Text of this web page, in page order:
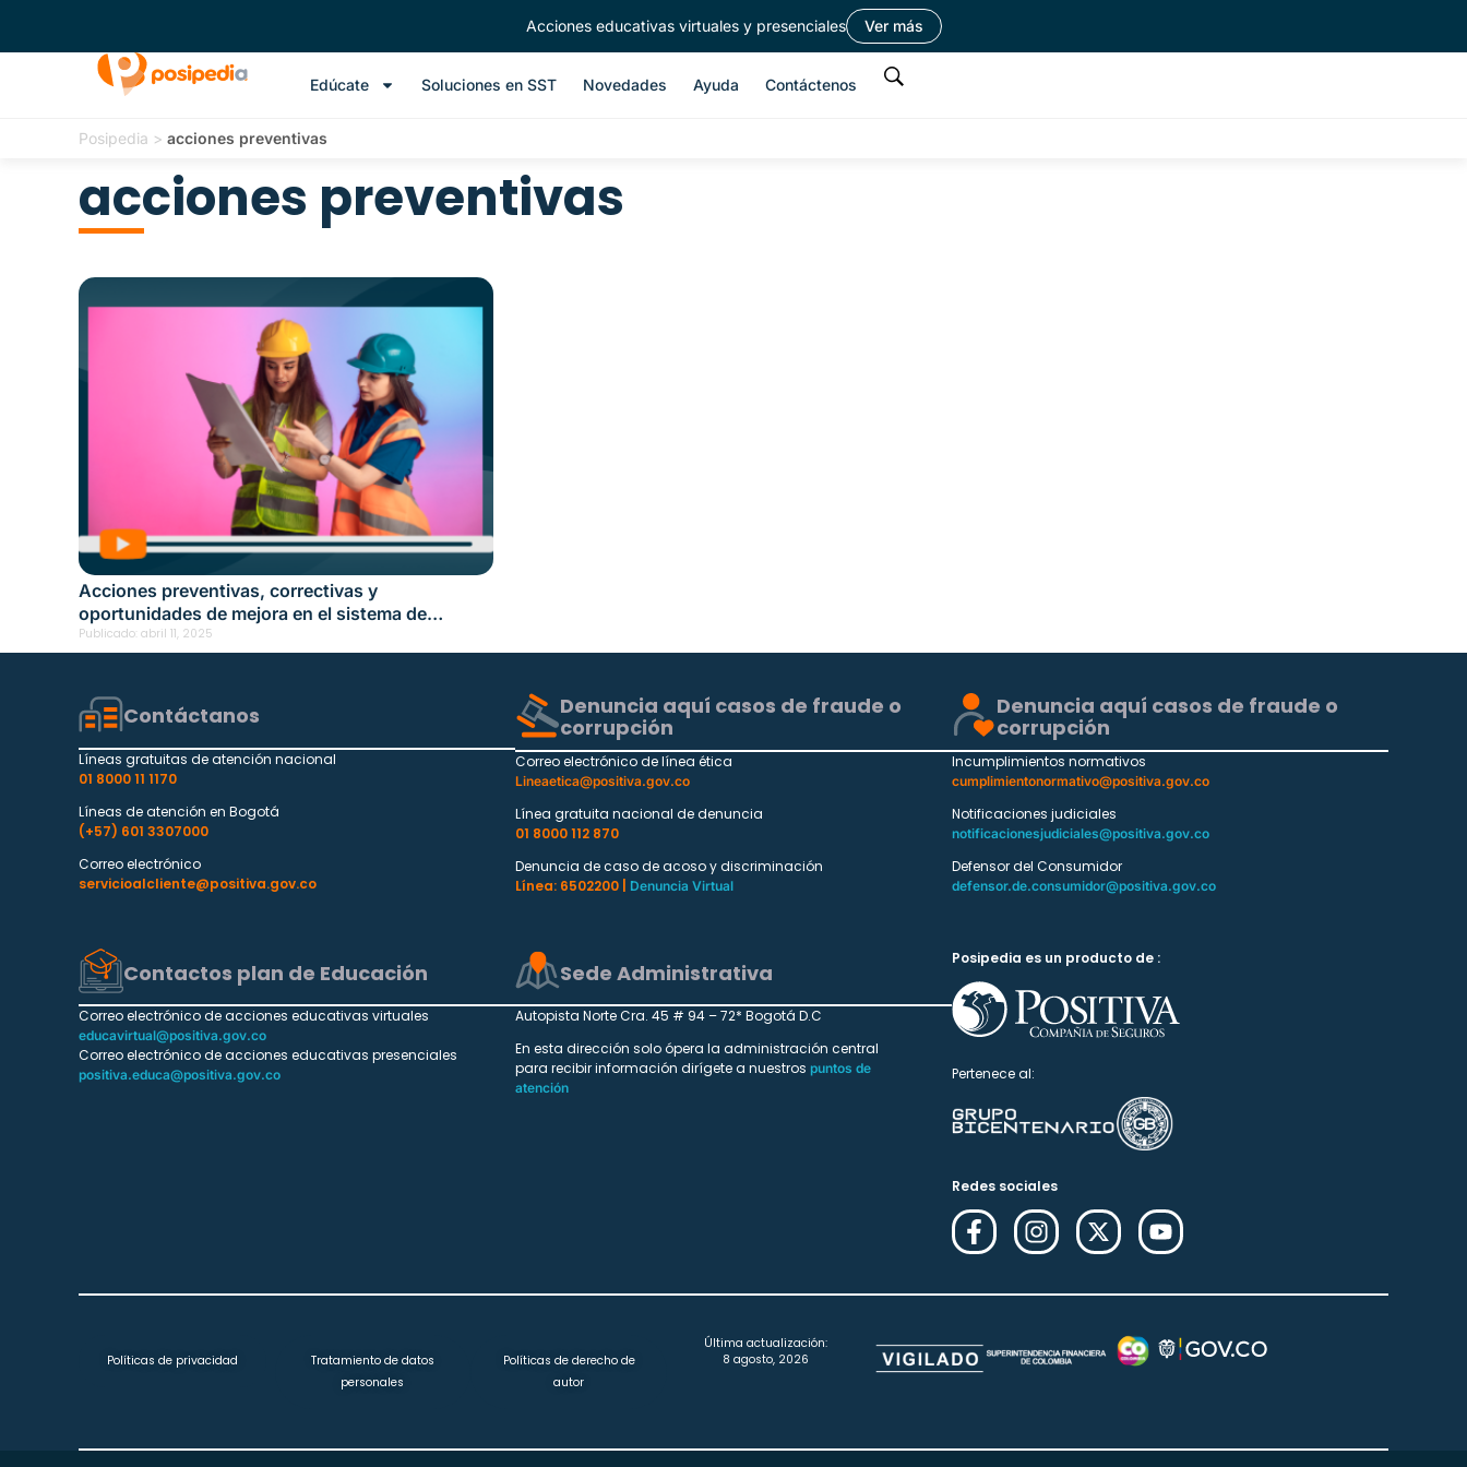
Acciones educativas virtuales y presenciales Ver más
Edúcate Soluciones en SST Novedades Ayuda Contáctenos
Posipedia > acciones preventivas
acciones preventivas
Acciones preventivas, correctivas y
oportunidades de mejora en el sistema de
gestión en seguridad y salud en el trabajo –
Acción educativa presencial – Bogotá Fecha: abril
Publicado: abril 11, 2025
Contáctanos
Líneas gratuitas de atención nacional
01 8000 11 1170
Líneas de atención en Bogotá
(+57) 601 3307000
Correo electrónico
servicioalcliente@positiva.gov.co
Denuncia aquí casos de fraude o
corrupción
Correo electrónico de línea ética
Lineaetica@positiva.gov.co
Línea gratuita nacional de denuncia
01 8000 112 870
Denuncia de caso de acoso y discriminación
Línea: 6502200 |
Denuncia Virtual
Denuncia aquí casos de fraude o
corrupción
Incumplimientos normativos
cumplimientonormativo@positiva.gov.co
Notificaciones judiciales
notificacionesjudiciales@positiva.gov.co
Defensor del Consumidor
defensor.de.consumidor@positiva.gov.co
Contactos plan de Educación
Correo electrónico de acciones educativas virtuales
educavirtual@positiva.gov.co
Correo electrónico de acciones educativas presenciales
positiva.educa@positiva.gov.co
Sede Administrativa
Autopista Norte Cra. 45 # 94 – 72* Bogotá D.C
En esta dirección solo ópera la administración central
para recibir información dirígete a nuestros puntos de
atención
Posipedia es un producto de :
Pertenece al:
Redes sociales
Políticas de privacidad
Tratamiento de datos
personales
Políticas de derecho de
autor
Última actualización:
8 agosto, 2026